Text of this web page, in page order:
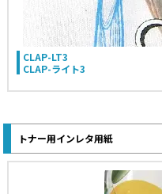
CLAP-LT3
CLAP-ライト3
トナー用インレタ用紙